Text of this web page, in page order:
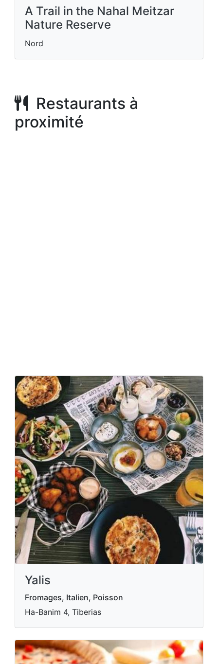
A Trail in the Nahal Meitzar
Nature Reserve
Nord
Restaurants à
proximité
Yalis
Fromages, Italien, Poisson
Ha-Banim 4, Tiberias